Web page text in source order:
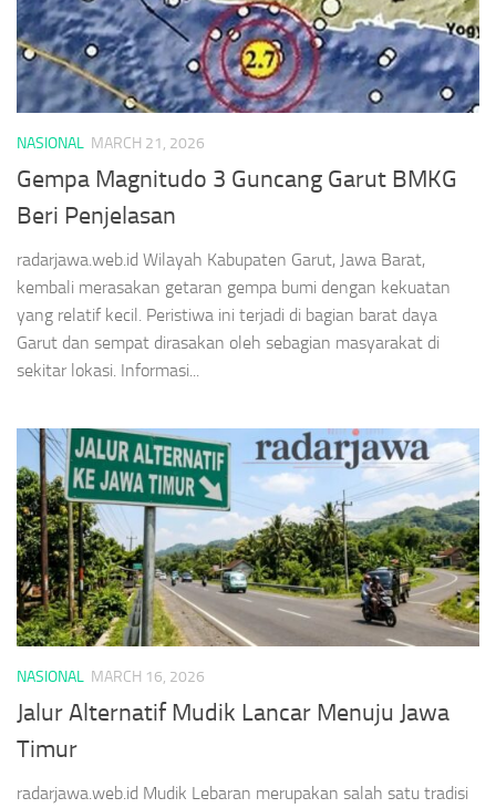
NASIONAL MARCH 21, 2026
Gempa Magnitudo 3 Guncang Garut BMKG
Beri Penjelasan
radarjawa.web.id Wilayah Kabupaten Garut, Jawa Barat,
kembali merasakan getaran gempa bumi dengan kekuatan
yang relatif kecil. Peristiwa ini terjadi di bagian barat daya
Garut dan sempat dirasakan oleh sebagian masyarakat di
sekitar lokasi. Informasi...
NASIONAL MARCH 16, 2026
Jalur Alternatif Mudik Lancar Menuju Jawa
Timur
radarjawa.web.id Mudik Lebaran merupakan salah satu tradisi